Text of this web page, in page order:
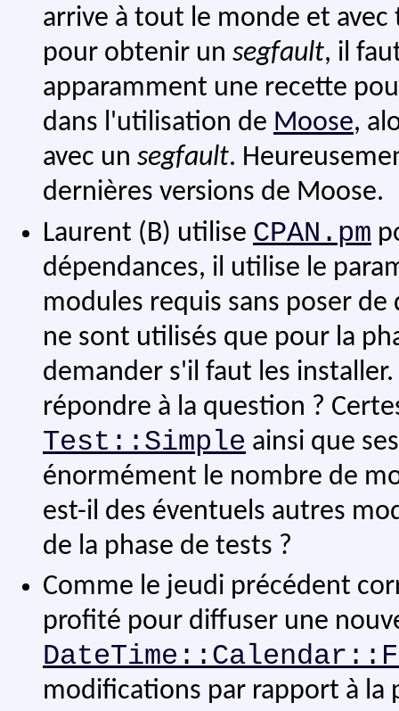
arrive à tout le monde et
pour obtenir un segfault, il
apparamment une recette
dans l'utilisation de Moose,
avec un segfault.
dernières versions de Moose.
Laurent (B) utilise CPAN.pm
dépendances, il utilise le
modules requis sans poser
ne sont utilisés que pour la
demander s'il faut les
répondre à la question ?
Test::Simple ainsi que
énormément le nombre de
est-il des éventuels autres
de la phase de tests ?
Comme le jeudi précédent
profité pour diffuser une
modifications par rapport à